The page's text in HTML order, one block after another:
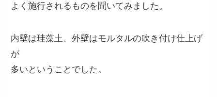
よく施行されるものを聞いてみました。
内壁は珪藻土、外壁はモルタルの吹き付け仕上げ
が
多いということでした。